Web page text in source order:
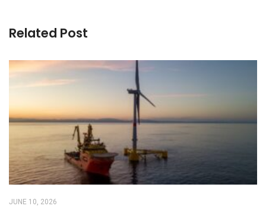
Related Post
JUNE 10, 2026